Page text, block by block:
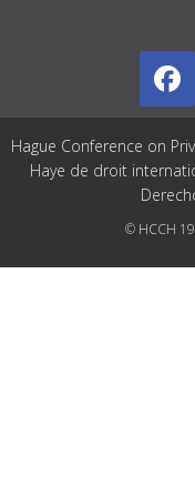
Hague Conference on
Haye de droit
© HCCH